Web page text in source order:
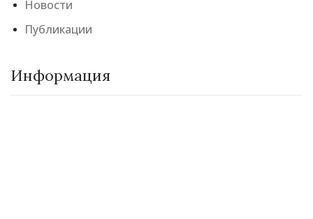
Новости
Публикации
Информация